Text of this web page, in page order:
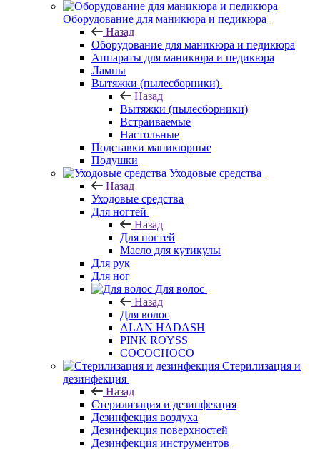
Оборудование для маникюра и педикюра
Назад
Оборудование для маникюра и педикюра
Аппараты для маникюра и педикюра
Лампы
Вытяжки (пылесборники)
Назад
Вытяжки (пылесборники)
Встраиваемые
Настольные
Подставки маникюрные
Подушки
Уходовые средства
Назад
Уходовые средства
Для ногтей
Назад
Для ногтей
Масло для кутикулы
Для рук
Для ног
Для волос
Назад
Для волос
ALAN HADASH
PINK ROYSS
COCOCHOCO
Стерилизация и
дезинфекция
Назад
Стерилизация и дезинфекция
Дезинфекция воздуха
Дезинфекция поверхностей
Дезинфекция инструментов